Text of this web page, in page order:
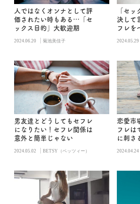
人ではなくオンナとして評
価されたい時もある…「セ
ックス目的」大歓迎期
2024.06.20 | 菊池美佳子
「セッ
決して
フレを
2024.05.29
男友達とどうしてもセフレ
になりたい！セフレ関係は
意外と簡単じゃない
2024.05.02 | BETSY（ベッツィー）
恋愛市
フレは
に刺さ
2024.04.24